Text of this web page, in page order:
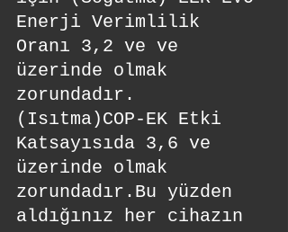
Enerji Verimlilik
Oranı 3,2 ve ve
üzerinde olmak
zorundadır.
(Isıtma)COP-EK Etki
Katsayısıda 3,6 ve
üzerinde olmak
zorundadır.Bu yüzden
aldığınız her cihazın